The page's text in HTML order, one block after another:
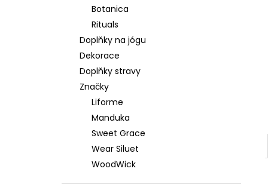
Botanica
Rituals
Doplňky na jógu
Dekorace
Doplňky stravy
Značky
Liforme
Manduka
Sweet Grace
Wear Siluet
WoodWick